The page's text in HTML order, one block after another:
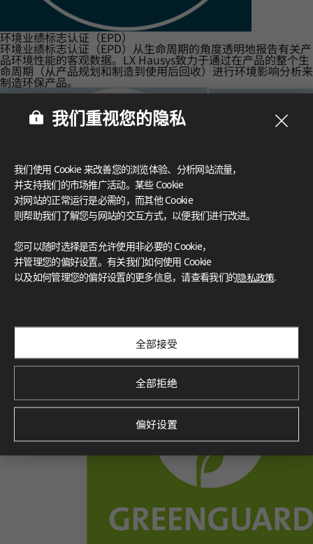
环境业绩标志认证（EPD）
环境业绩标志认证（EPD）从生命周期的角度透明地报告有关产
品环境性能的客观数据。LX Hausys致力于通过在产品的整个生
命周期（从产品规划和制造到使用后回收）进行环境影响分析来
制造环保产品。
我们重视您的隐私
我们使用 Cookie 来改善您的浏览体验、分析网站流量，
并支持我们的市场推广活动。某些 Cookie
对网站的正常运行是必需的，而其他 Cookie
则帮助我们了解您与网站的交互方式，以便我们进行改进。
您可以随时选择是否允许使用非必要的 Cookie，
并管理您的偏好设置。有关我们如何使用 Cookie
以及如何管理您的偏好设置的更多信息，请查看我们的隐私政策.
全部接受
全部拒绝
偏好设置